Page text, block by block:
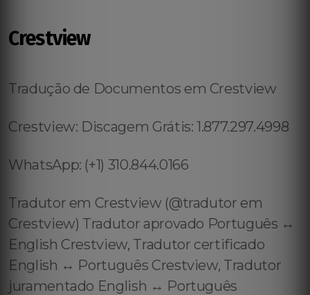
Crestview
Tradução de Documentos em Crestview
Crestview: Discagem Grátis: 1.877.297.4998
WhatsApp: (+1) 310.844.0166
Tradutor em Crestview (@tradutor em
Crestview) Tradutor aprovado Português ↔️
English Crestview, Tradutor certificado
English ↔️ Português Crestview, Tradutor
juramentado English ↔️ Português